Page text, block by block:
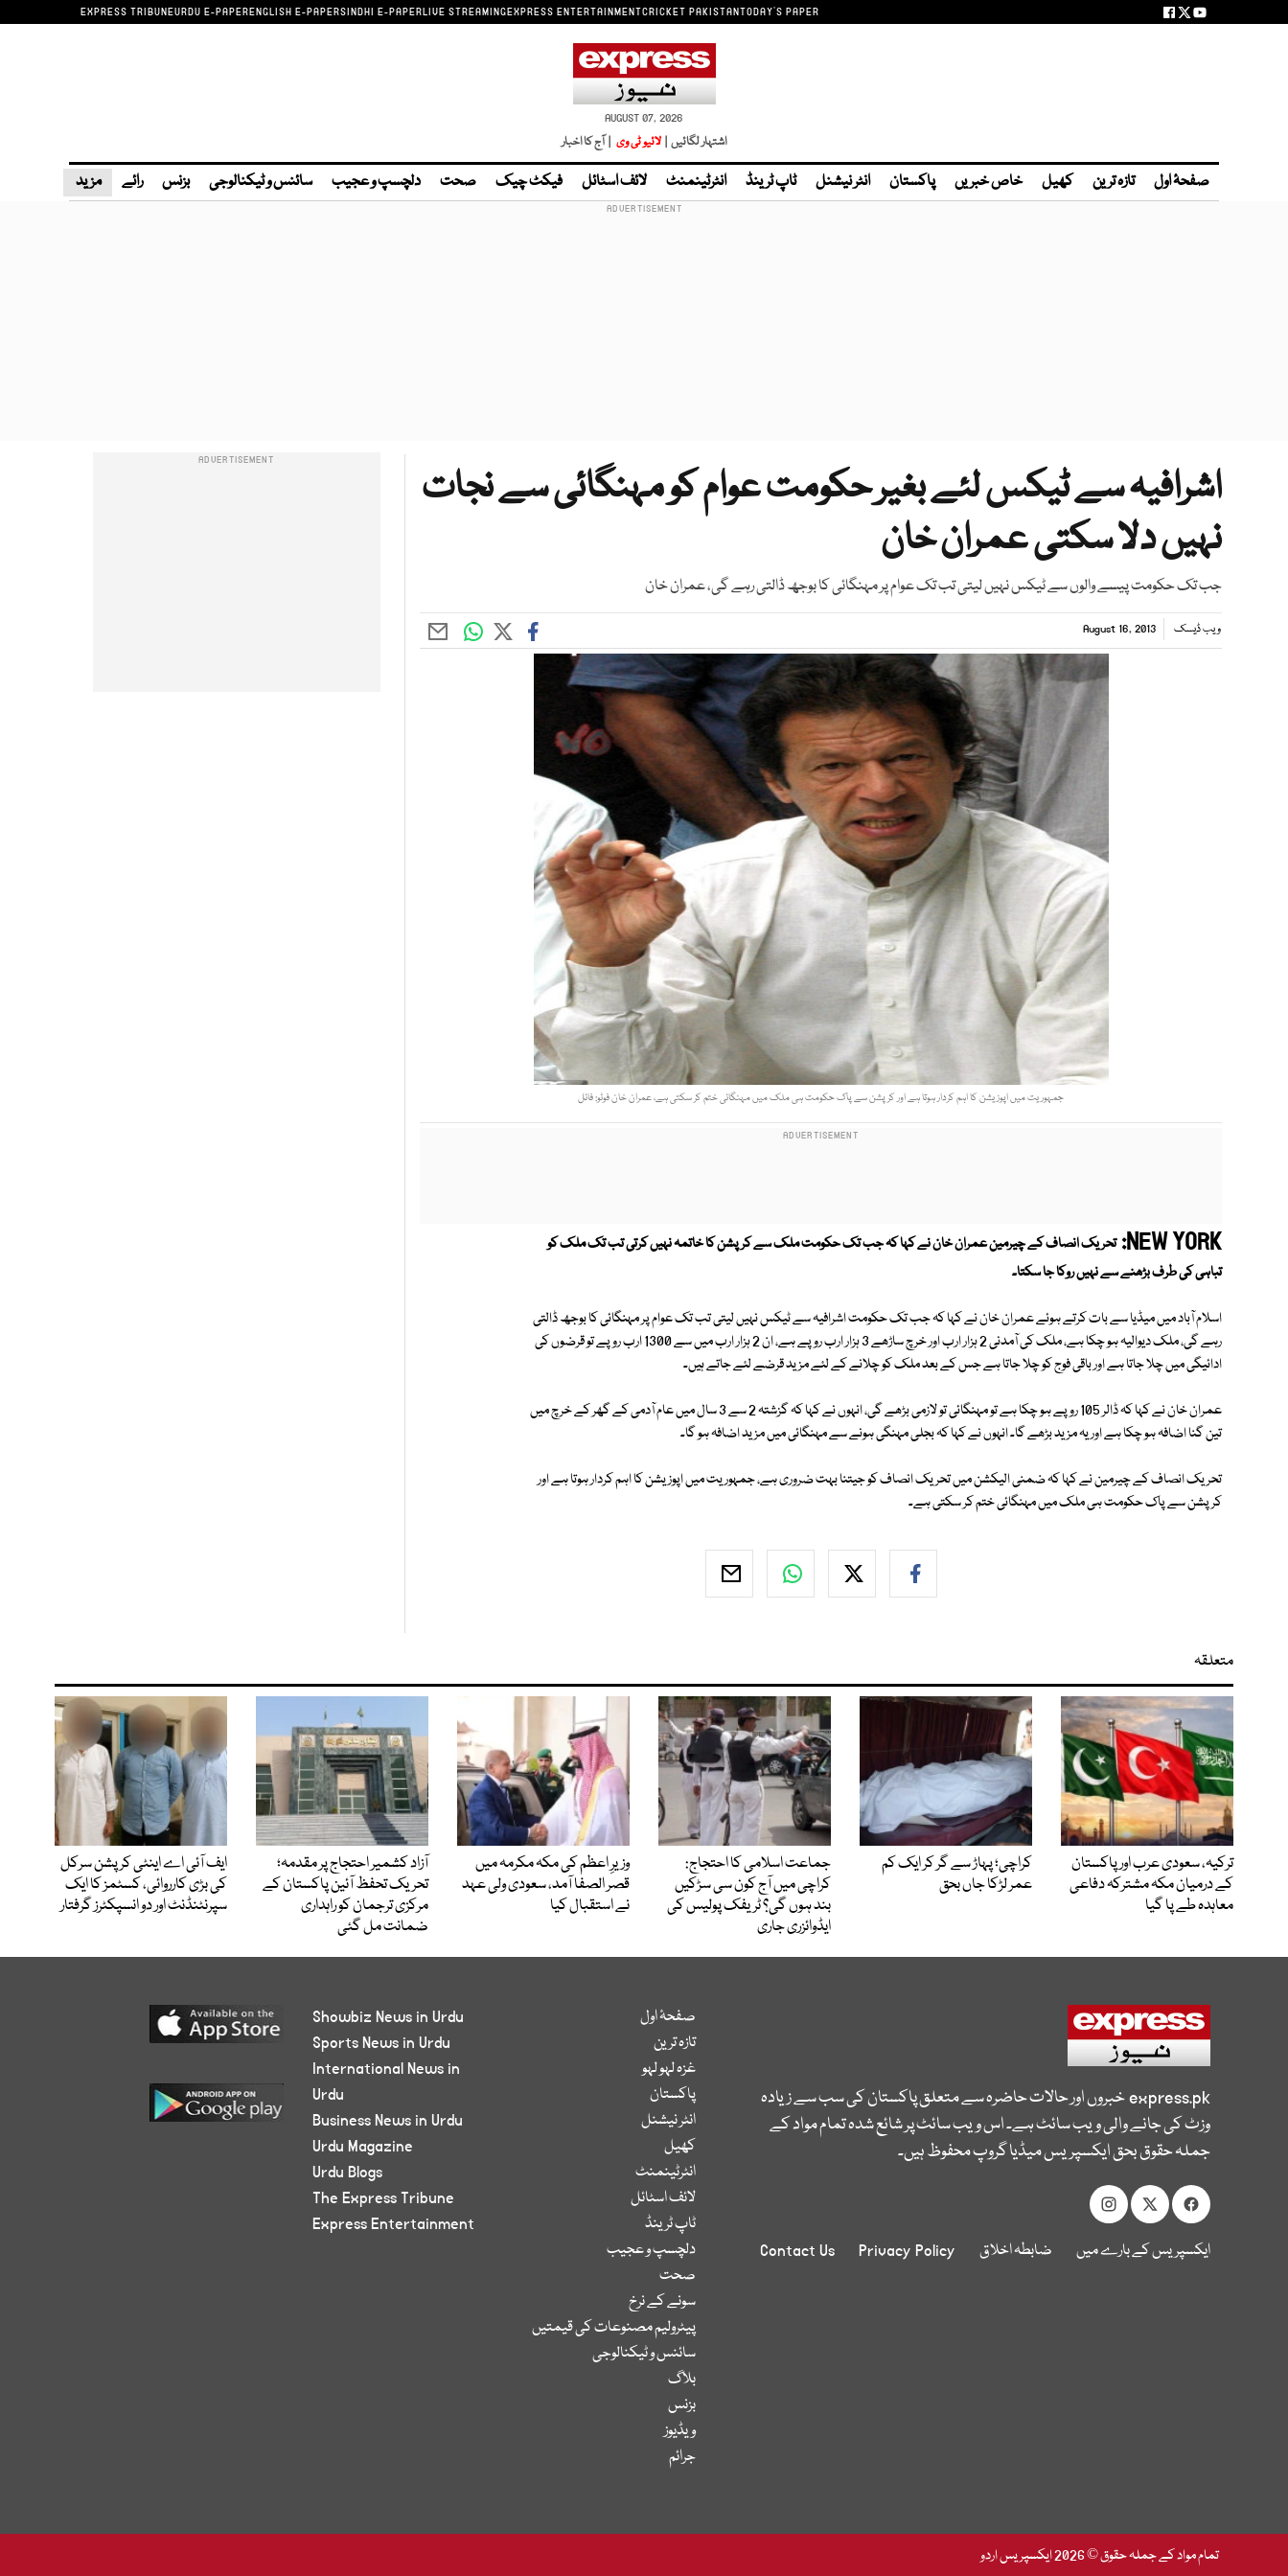
EXPRESS TRIBUNEURDU E-PAPERENGLISH E-PAPERSINDHI E-PAPERLIVE STREAMINGEXPRESS ENTERTAINMENTCRICKET PAKISTANTODAY'S PAPER
AUGUST 07, 2026
اشتہار لگائیں | لائیو ٹی وی | آج کا اخبار
صفحۂ اول تازہ ترین کھیل خاص خبریں پاکستان انٹر نیشنل ٹاپ ٹرینڈ انٹرٹینمنٹ لائف اسٹائل فیکٹ چیک صحت دلچسپ و عجیب سائنس و ٹیکنالوجی بزنس رائے مزید
اشرافیہ سے ٹیکس لئے بغیر حکومت عوام کو مہنگائی سے نجات
نہیں دلا سکتی عمران خان
جب تک حکومت پیسے والوں سے ٹیکس نہیں لیتی تب تک عوام پر مہنگائی کا بوجھ ڈالتی رہے گی، عمران خان
ویب ڈیسک August 16, 2013
جمہوریت میں اپوزیشن کا اہم کردار ہوتا ہے اور کرپشن سے پاک حکومت ہی ملک میں مہنگائی ختم کر سکتی ہے، عمران خان فوٹو: فائل
NEW YORK: تحریک انصاف کے چیرمین عمران خان نے کہا کہ جب تک حکومت ملک سے کرپشن کا خاتمہ نہیں کرتی تب تک ملک کو
تباہی کی طرف بڑھنے سے نہیں روکا جا سکتا۔
اسلام آباد میں میڈیا سے بات کرتے ہوئے عمران خان نے کہا کہ جب تک حکومت اشرافیہ سے ٹیکس نہیں لیتی تب تک عوام پر مہنگائی کا بوجھ ڈالتی
رہے گی، ملک دیوالیہ ہو چکا ہے، ملک کی آمدنی 2 ہزار ارب اور خرچ ساڑھے 3 ہزار ارب روپے ہے، ان 2 ہزار ارب میں سے 1300 ارب روپے تو قرضوں کی
ادائیگی میں چلا جاتا ہے اور باقی فوج کو چلا جاتا ہے جس کے بعد ملک کو چلانے کے لئے مزید قرضے لئے جاتے ہیں۔
عمران خان نے کہا کہ ڈالر 105 روپے ہو چکا ہے تو مہنگائی تو لازمی بڑھے گی، انہوں نے کہا کہ گزشتہ 2 سے 3 سال میں عام آدمی کے گھر کے خرچ میں
تین گنا اضافہ ہو چکا ہے اور یہ مزید بڑھے گا۔ انہوں نے کہا کہ بجلی مہنگی ہونے سے مہنگائی میں مزید اضافہ ہو گا۔
تحریک انصاف کے چیرمین نے کہا کہ ضمنی الیکشن میں تحریک انصاف کو جیتنا بہت ضروری ہے، جمہوریت میں اپوزیشن کا اہم کردار ہوتا ہے اور
کرپشن سے پاک حکومت ہی ملک میں مہنگائی ختم کر سکتی ہے۔
متعلقہ
ترکیہ، سعودی عرب اور پاکستان
کے درمیان مکہ مشترکہ دفاعی
معاہدہ طے پا گیا
کراچی؛ پہاڑ سے گر کر ایک کم
عمر لڑکا جاں بحق
جماعت اسلامی کا احتجاج:
کراچی میں آج کون سی سڑکیں
بند ہوں گی؟ ٹریفک پولیس کی
ایڈوائزری جاری
وزیرِ اعظم کی مکہ مکرمہ میں
قصر الصفا آمد، سعودی ولی عہد
نے استقبال کیا
آزاد کشمیر احتجاج پر مقدمہ؛
تحریک تحفظ آئین پاکستان کے
مرکزی ترجمان کو راہداری
ضمانت مل گئی
ایف آئی اے اینٹی کرپشن سرکل
کی بڑی کارروائی، کسٹمز کا ایک
سپرنٹنڈنٹ اور دو انسپکٹرز گرفتار
express.pkخبروں اور حالات حاضرہ سے متعلق پاکستان کی سب سے زیادہ
وزٹ کی جانے والی ویب سائٹ ہے۔ اس ویب سائٹ پر شائع شدہ تمام مواد کے
جملہ حقوق بحق ایکسپریس میڈیا گروپ محفوظ ہیں۔
ایکسپریس کے بارے میں ضابطہ اخلاق Privacy Policy
Contact Us
صفحۂ اول
تازہ ترین
غزہ لہو لہو
پاکستان
انٹر نیشنل
کھیل
انٹرٹینمنٹ
لائف اسٹائل
ٹاپ ٹرینڈ
دلچسپ و عجیب
صحت
سونے کے نرخ
پیٹرولیم مصنوعات کی قیمتیں
سائنس و ٹیکنالوجی
بلاگ
بزنس
ویڈیوز
جرائم
Showbiz News in Urdu
Sports News in Urdu
International News in
Urdu
Business News in Urdu
Urdu Magazine
Urdu Blogs
The Express Tribune
Express Entertainment
تمام مواد کے جملہ حقوق © 2026 ایکسپریس اردو